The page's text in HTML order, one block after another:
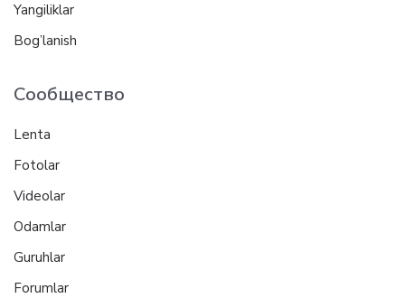
Yangiliklar
Bog’lanish
Сообщество
Lenta
Fotolar
Videolar
Odamlar
Guruhlar
Forumlar